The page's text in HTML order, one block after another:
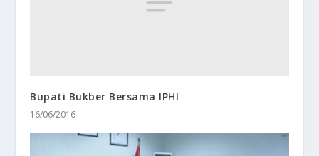
Bupati Bukber Bersama IPHI
16/06/2016